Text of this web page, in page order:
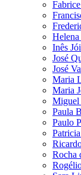
Inês
José
José
Maria
Maria
Miguel
Paula
Paulo
Rocha